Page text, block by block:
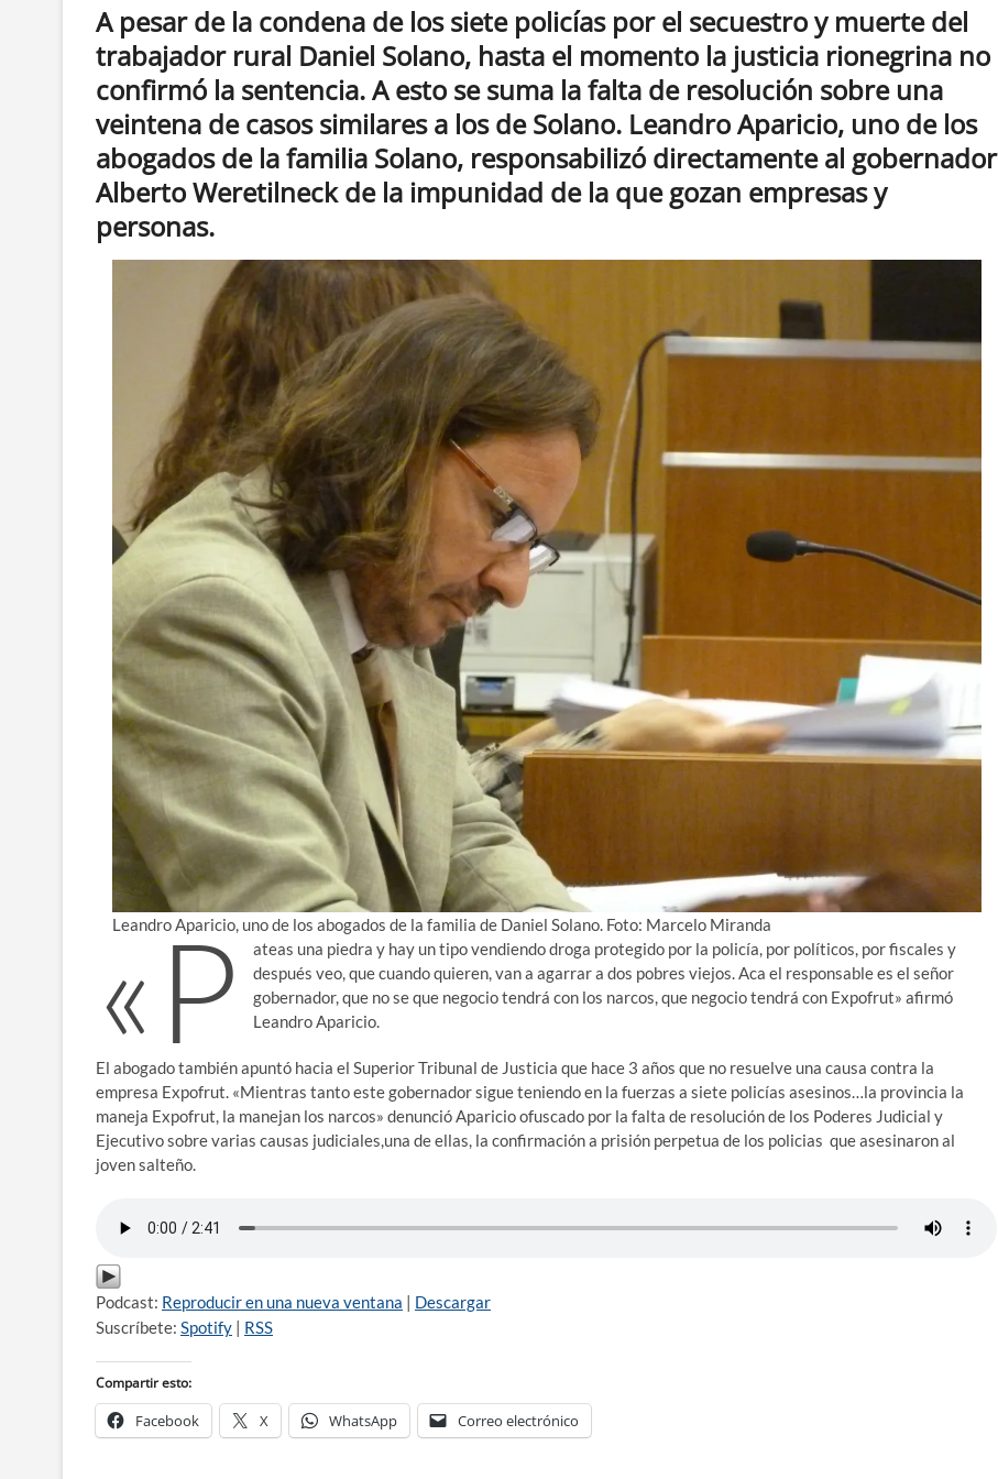
A pesar de la condena de los siete policías por el secuestro y muerte del
trabajador rural Daniel Solano, hasta el momento la justicia rionegrina no
confirmó la sentencia. A esto se suma la falta de resolución sobre una
veintena de casos similares a los de Solano. Leandro Aparicio, uno de los
abogados de la familia Solano, responsabilizó directamente al gobernador
Alberto Weretilneck de la impunidad de la que gozan empresas y
personas.
Leandro Aparicio, uno de los abogados de la familia de Daniel Solano. Foto: Marcelo Miranda
«P
ateas una piedra y hay un tipo vendiendo droga protegido por la policía, por políticos, por fiscales y
después veo, que cuando quieren, van a agarrar a dos pobres viejos. Aca el responsable es el señor
gobernador, que no se que negocio tendrá con los narcos, que negocio tendrá con Expofrut» afirmó
Leandro Aparicio.
El abogado también apuntó hacia el Superior Tribunal de Justicia que hace 3 años que no resuelve una causa contra la
empresa Expofrut. «Mientras tanto este gobernador sigue teniendo en la fuerzas a siete policías asesinos…la provincia la
maneja Expofrut, la manejan los narcos» denunció Aparicio ofuscado por la falta de resolución de los Poderes Judicial y
Ejecutivo sobre varias causas judiciales,una de ellas, la confirmación a prisión perpetua de los policias que asesinaron al
joven salteño.
Podcast: Reproducir en una nueva ventana | Descargar
Suscríbete: Spotify | RSS
Compartir esto:
Facebook X WhatsApp Correo electrónico